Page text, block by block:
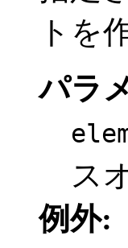
トを
パラ
ス
例外: